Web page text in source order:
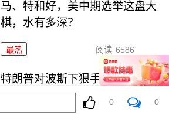
马、特和好，美中期选举这盘大
棋，水有多深？
最热 阅读 6586
特朗普对波斯下狠手，为何在黎
明前戛然而止？
0 0